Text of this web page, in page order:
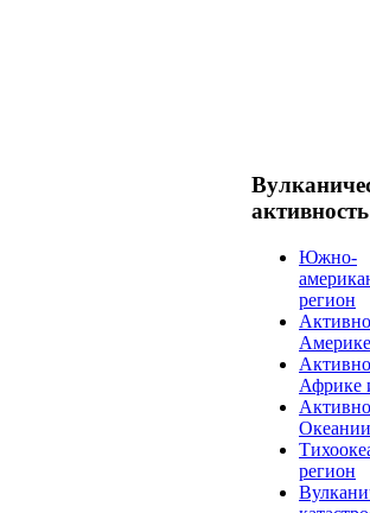
Южно-
регион
Африке
Океании
регион